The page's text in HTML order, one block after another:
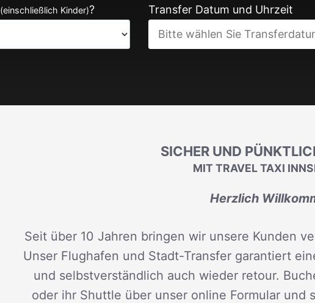
(einschließlich Kinder)? Transfer Datum und Uhrzeit
SICHER UND
MIT TRAVEL TAXI
Herzlich
Seit über 10 Jahren bringen wir unsere Kunden
Unser Flughafen und Stadt-Transfer garantiert
und selbstverständlich auch wieder retour.
oder ihr Shuttle über unser online Formular und